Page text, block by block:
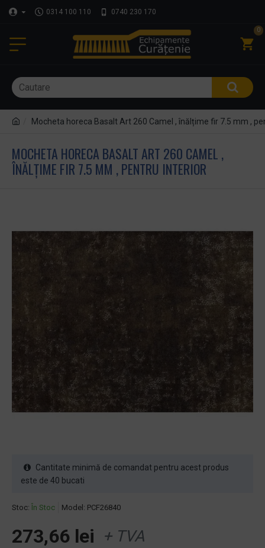
0314 100 110 0740 230 170
0
Mocheta horeca Basalt Art 260 Camel , înălțime fir 7.5 mm ,
MOCHETA HORECA BASALT ART 260 CAMEL ,
ÎNĂLȚIME FIR 7.5 MM , PENTRU INTERIOR
Stoc: În Stoc Model: PCF26840
273,66 lei + TVA
Cantitate minimă de comandat pentru acest produs
este de 40 bucati